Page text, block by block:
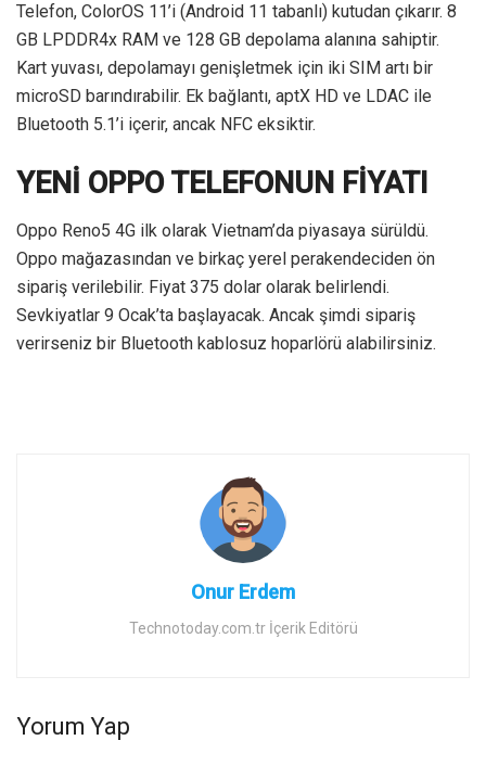
Telefon, ColorOS 11’i (Android 11 tabanlı) kutudan çıkarır. 8
GB LPDDR4x RAM ve 128 GB depolama alanına sahiptir.
Kart yuvası, depolamayı genişletmek için iki SIM artı bir
microSD barındırabilir. Ek bağlantı, aptX HD ve LDAC ile
Bluetooth 5.1’i içerir, ancak NFC eksiktir.
YENİ OPPO TELEFONUN FİYATI
Oppo Reno5 4G ilk olarak Vietnam’da piyasaya sürüldü.
Oppo mağazasından ve birkaç yerel perakendeciden ön
sipariş verilebilir. Fiyat 375 dolar olarak belirlendi.
Sevkiyatlar 9 Ocak’ta başlayacak. Ancak şimdi sipariş
verirseniz bir Bluetooth kablosuz hoparlörü alabilirsiniz.
Onur Erdem
Technotoday.com.tr İçerik Editörü
Yorum Yap